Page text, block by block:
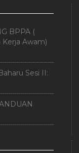
BPPA (
Awam)
Sesi II: